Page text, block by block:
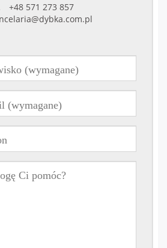
+48 571 273 857